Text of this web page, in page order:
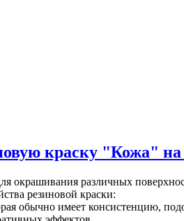
краску "Кожа" на
окрашивания различных
резиновой краски:
обычно имеет консистенцию,